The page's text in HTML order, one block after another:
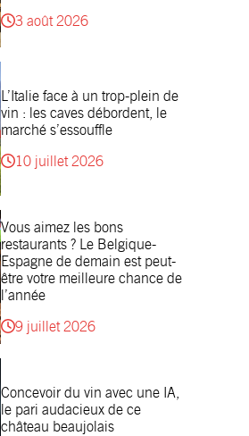
3 août 2026
L’Italie face à un trop-plein de
vin : les caves débordent, le
marché s’essouffle
10 juillet 2026
Vous aimez les bons
restaurants ? Le Belgique-
Espagne de demain est peut-
être votre meilleure chance de
l’année
9 juillet 2026
Concevoir du vin avec une IA,
le pari audacieux de ce
château beaujolais